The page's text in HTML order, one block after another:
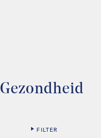
Gezondheid
FILTER